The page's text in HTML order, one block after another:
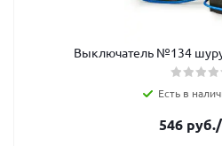
Выключатель №134
Есть в
546руб.